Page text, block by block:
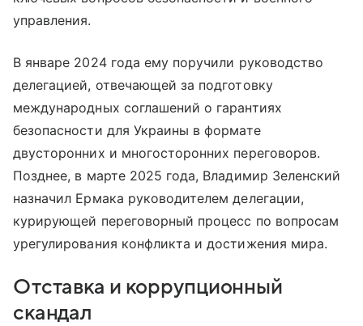
управления.
В январе 2024 года ему поручили руководство
делегацией, отвечающей за подготовку
международных соглашений о гарантиях
безопасности для Украины в формате
двусторонних и многосторонних переговоров.
Позднее, в марте 2025 года, Владимир Зеленский
назначил Ермака руководителем делегации,
курирующей переговорный процесс по вопросам
урегулирования конфликта и достижения мира.
Отставка и коррупционный
скандал